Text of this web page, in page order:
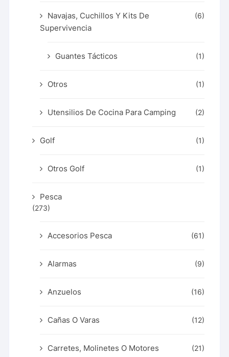
Navajas, Cuchillos Y Kits De
Supervivencia
(6)
Guantes Tácticos (1)
Otros (1)
Utensilios De Cocina Para Camping (2)
Golf (1)
Otros Golf (1)
Pesca
(273)
Accesorios Pesca (61)
Alarmas (9)
Anzuelos (16)
Cañas O Varas (12)
Carretes, Molinetes O Motores (21)